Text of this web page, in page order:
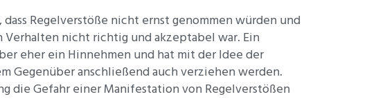
Regelverstöße nicht ernst genommen würden und
nicht richtig und akzeptabel war. Ein
eher ein Hinnehmen und hat mit der Idee der
Gegenüber anschließend auch verziehen werden.
die Gefahr einer Manifestation von Regelverstößen